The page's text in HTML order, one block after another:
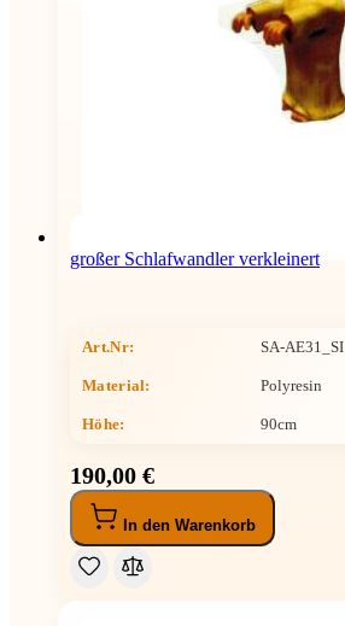
großer Schlafwandler verkleinert
Art.Nr: SA-AE31_SI
Material: Polyresin
Höhe: 90cm
190,00 €
In den Warenkorb